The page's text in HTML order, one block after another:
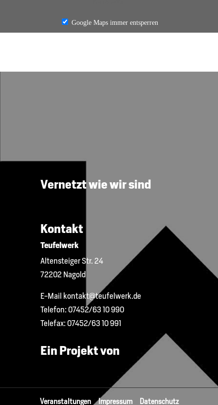
Google Maps immer entsperren
Vernetzt wie wir sind
Kontakt
Teufelwerk
Altensteiger Str. 24
72202 Nagold
E-Mail kontakt@teufelwerk.de
Telefon:07452/63 10 990
Telefax:07452/63 10 991
Ein Projekt von
VeranstaltungenImpressum Datenschutz